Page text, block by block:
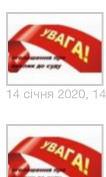
14 січня 2020,